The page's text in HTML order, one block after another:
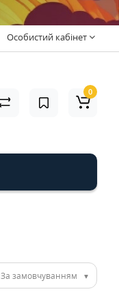
Особистий кабінет
0
За замовчуванням